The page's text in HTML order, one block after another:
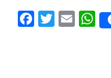
Facebook
Twitter